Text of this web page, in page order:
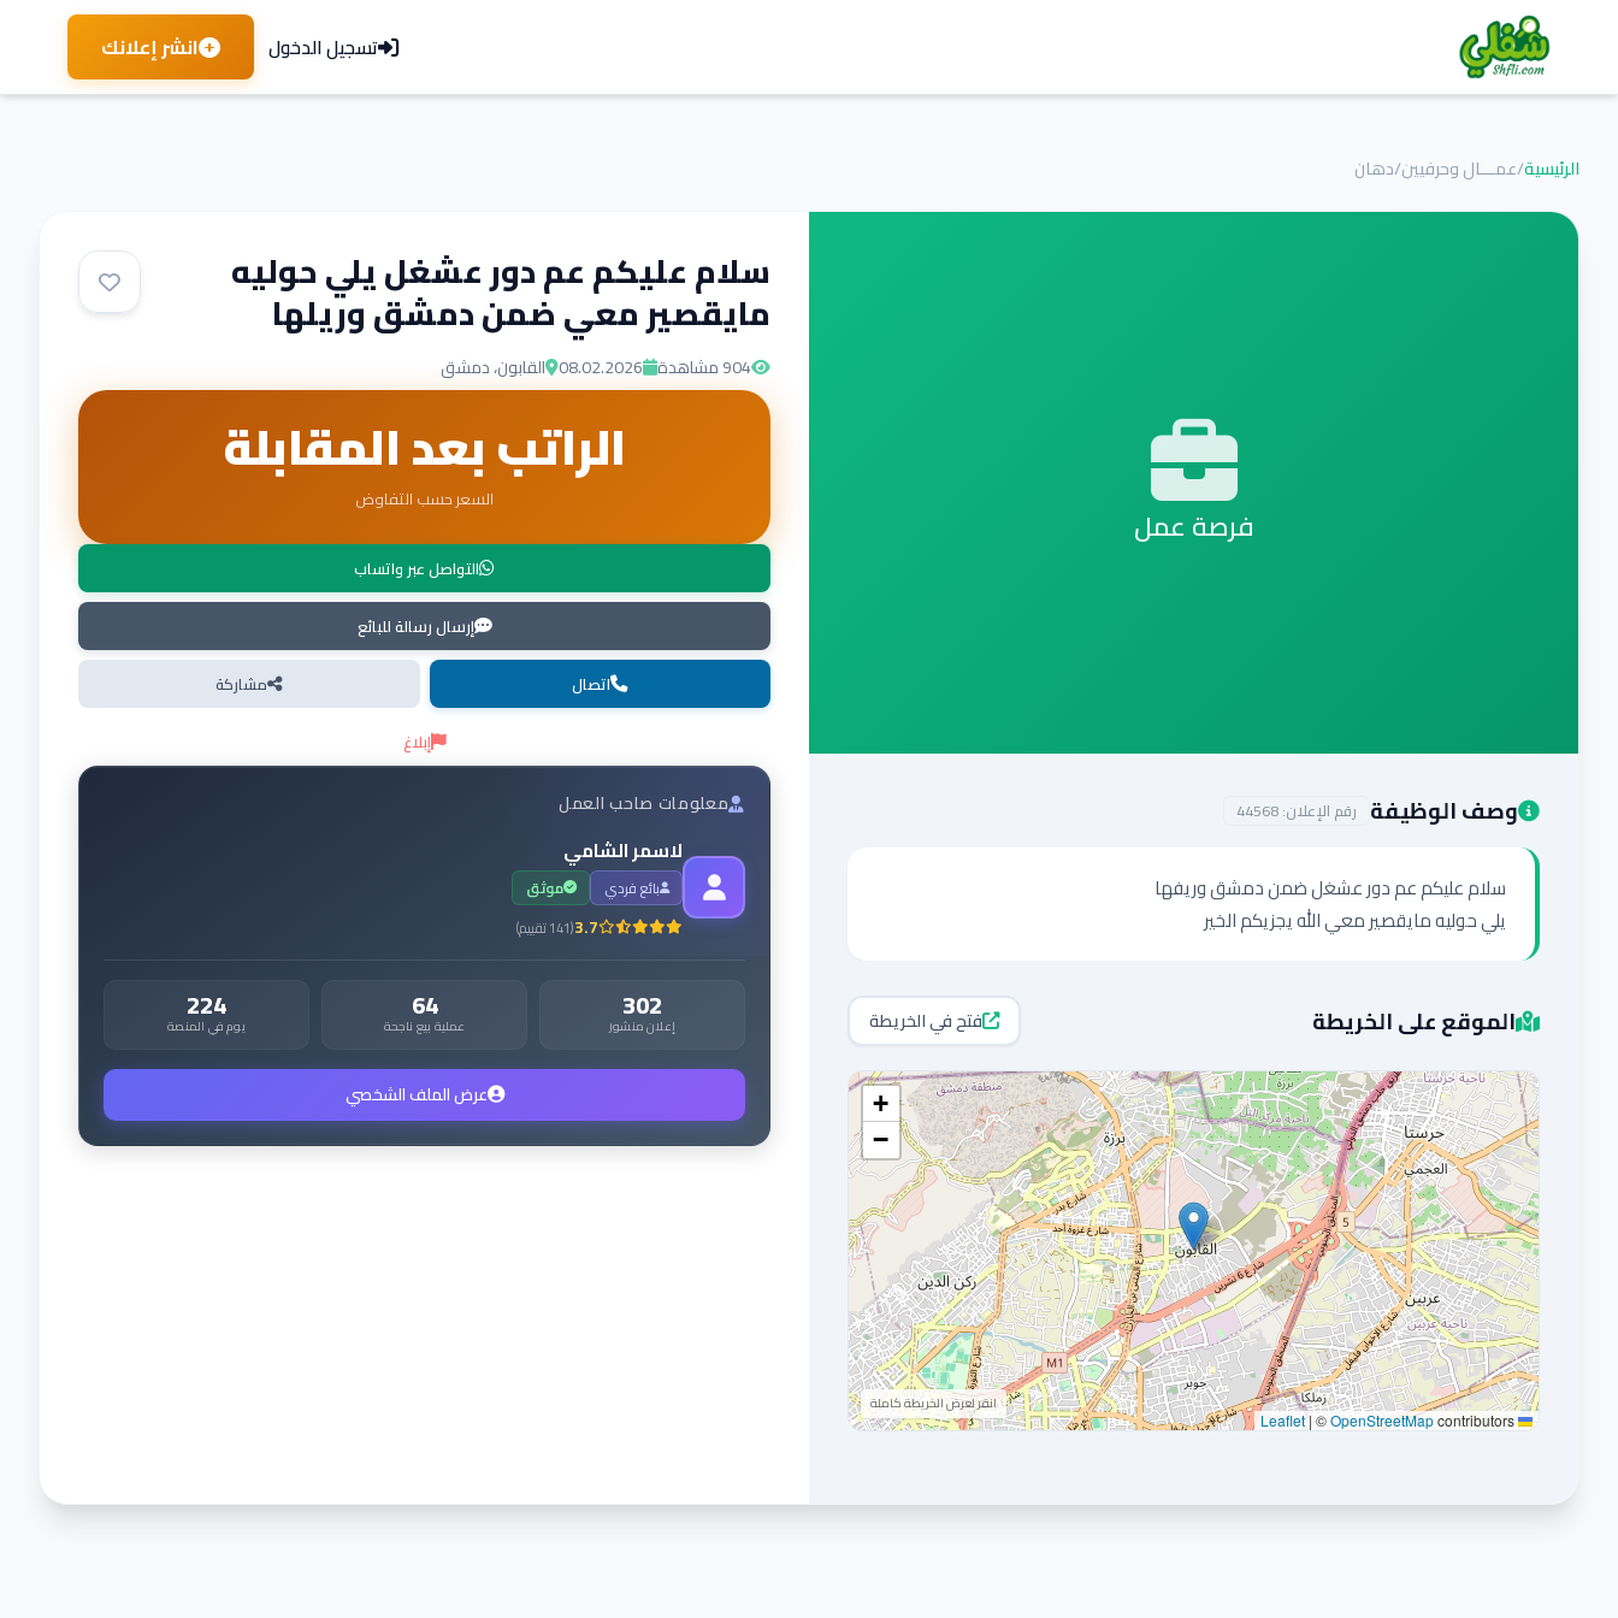
تسجيل الدخول انشر إعلانك
الرئيسية/عمـــال وحرفيين/دهان
فرصة عمل
وصف الوظيفة رقم الإعلان:44568
يلي حوليه مايقصير معي الله يجزيكم الخير
الموقع على الخريطة فتح في الخريطة
+
−
| ©OpenStreetMapcontributors
انقر لعرض الخريطة كاملة
سلام عليكم عم دور عشغل يلي حوليه
مايقصير معي ضمن دمشق وريلها
904مشاهدة 08.02.2026 القابون، دمشق
الراتب بعد المقابلة
السعر حسب التفاوض
التواصل عبر واتساب
إرسال رسالة للبائع
اتصال
مشاركة
إبلاغ
معلومات صاحب العمل
لاسمر الشامي
بائع فردي موثق
3.7
(
141تقييم)
302
إعلان منشور 64
عملية بيع ناجحة 224
يوم في المنصة
عرض الملف الشخصي